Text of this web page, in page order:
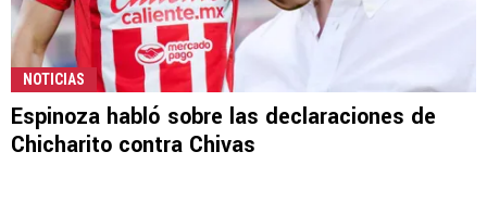
NOTICIAS
Espinoza habló sobre las declaraciones de
Chicharito contra Chivas